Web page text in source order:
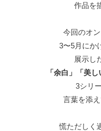
作品を
今回のオン
3〜5月にか
展示し
「余白」「美
3シリ
言葉を添え
慌ただしく